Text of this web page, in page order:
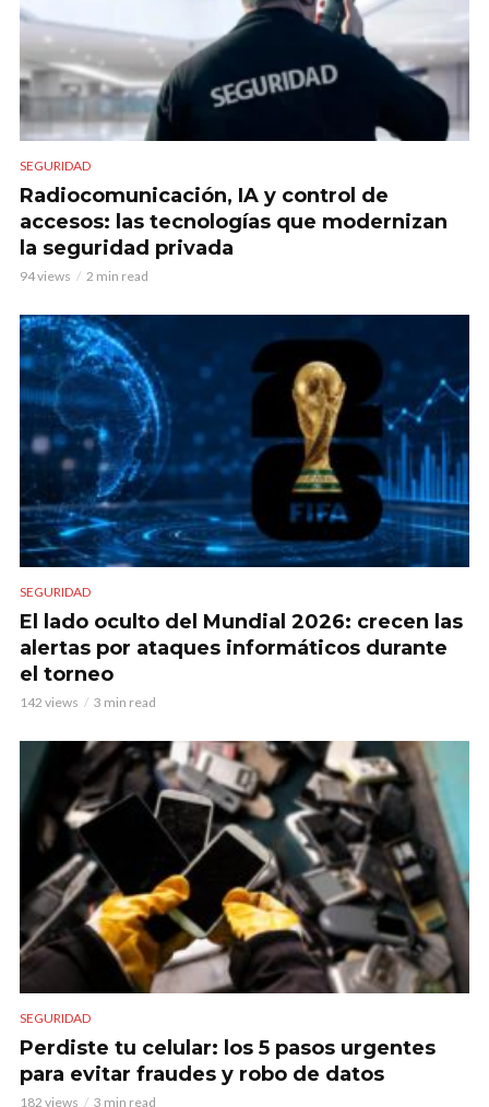
SEGURIDAD
Radiocomunicación, IA y control de
accesos: las tecnologías que modernizan
la seguridad privada
94 views 2 min read
SEGURIDAD
El lado oculto del Mundial 2026: crecen las
alertas por ataques informáticos durante
el torneo
142 views 3 min read
SEGURIDAD
Perdiste tu celular: los 5 pasos urgentes
para evitar fraudes y robo de datos
182 views 3 min read